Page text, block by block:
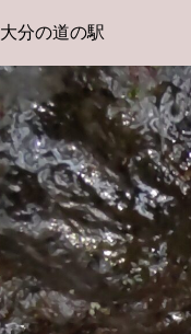
大分の道の駅